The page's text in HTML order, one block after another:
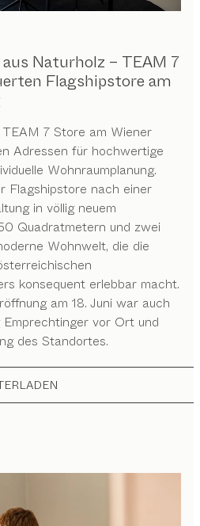
Naturholz – TEAM 7
Flagshipstore am
7 Store am Wiener
Adressen für hochwertige
Wohnraumplanung.
Flagshipstore nach einer
in völlig neuem
Quadratmetern und zwei
Wohnwelt, die die
konsequent erlebbar macht.
am 18. Juni war auch
vor Ort und
des Standortes.